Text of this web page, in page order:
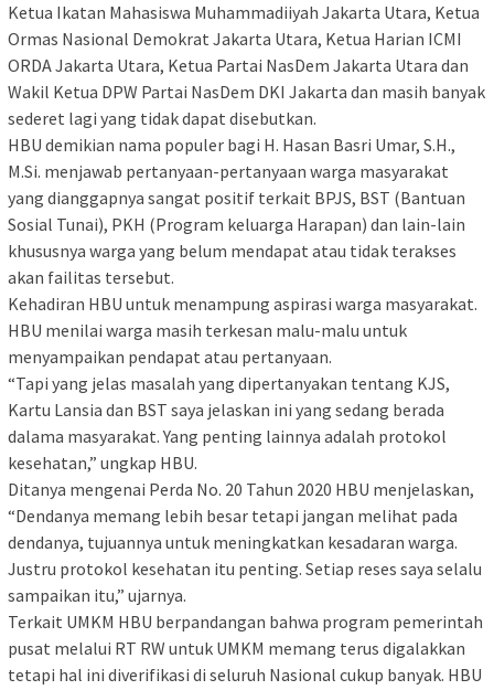
Ketua Ikatan Mahasiswa Muhammadiiyah Jakarta Utara, Ketua
Ormas Nasional Demokrat Jakarta Utara, Ketua Harian ICMI
ORDA Jakarta Utara, Ketua Partai NasDem Jakarta Utara dan
Wakil Ketua DPW Partai NasDem DKI Jakarta dan masih banyak
sederet lagi yang tidak dapat disebutkan.
HBU demikian nama populer bagi H. Hasan Basri Umar, S.H.,
M.Si. menjawab pertanyaan-pertanyaan warga masyarakat
yang dianggapnya sangat positif terkait BPJS, BST (Bantuan
Sosial Tunai), PKH (Program keluarga Harapan) dan lain-lain
khususnya warga yang belum mendapat atau tidak terakses
akan failitas tersebut.
Kehadiran HBU untuk menampung aspirasi warga masyarakat.
HBU menilai warga masih terkesan malu-malu untuk
menyampaikan pendapat atau pertanyaan.
“Tapi yang jelas masalah yang dipertanyakan tentang KJS,
Kartu Lansia dan BST saya jelaskan ini yang sedang berada
dalama masyarakat. Yang penting lainnya adalah protokol
kesehatan,” ungkap HBU.
Ditanya mengenai Perda No. 20 Tahun 2020 HBU menjelaskan,
“Dendanya memang lebih besar tetapi jangan melihat pada
dendanya, tujuannya untuk meningkatkan kesadaran warga.
Justru protokol kesehatan itu penting. Setiap reses saya selalu
sampaikan itu,” ujarnya.
Terkait UMKM HBU berpandangan bahwa program pemerintah
pusat melalui RT RW untuk UMKM memang terus digalakkan
tetapi hal ini diverifikasi di seluruh Nasional cukup banyak. HBU